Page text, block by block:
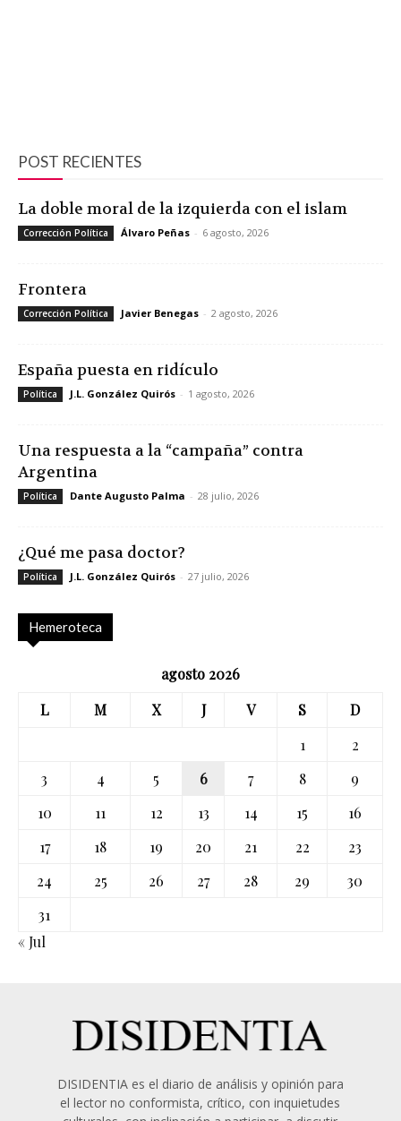
POST RECIENTES
La doble moral de la izquierda con el islam
Corrección Política Álvaro Peñas - 6 agosto, 2026
Frontera
Corrección Política Javier Benegas - 2 agosto, 2026
España puesta en ridículo
Política J.L. González Quirós - 1 agosto, 2026
Una respuesta a la “campaña” contra
Argentina
Política Dante Augusto Palma - 28 julio, 2026
¿Qué me pasa doctor?
Política J.L. González Quirós - 27 julio, 2026
Hemeroteca
agosto 2026
L
M X J V S
D
1
2
3
4 5 6 7 8
9
10
11 12 13 14 15
16
17
18 19 20 21 22
23
24
25 26 27 28 29
30
31
« Jul
DISIDENTIA es el diario de análisis y opinión para
el lector no conformista, crítico, con inquietudes